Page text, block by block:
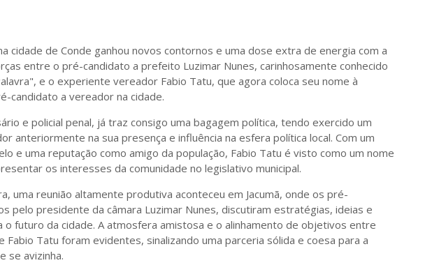
cidade de Conde ganhou novos contornos e uma dose extra de energia com a
entre o pré-candidato a prefeito Luzimar Nunes, carinhosamente conhecido
e o experiente vereador Fabio Tatu, que agora coloca seu nome à
candidato a vereador na cidade.
e policial penal, já traz consigo uma bagagem política, tendo exercido um
anteriormente na sua presença e influência na esfera política local. Com um
e uma reputação como amigo da população, Fabio Tatu é visto como um nome
os interesses da comunidade no legislativo municipal.
uma reunião altamente produtiva aconteceu em Jacumã, onde os pré-
pelo presidente da câmara Luzimar Nunes, discutiram estratégias, ideias e
o futuro da cidade. A atmosfera amistosa e o alinhamento de objetivos entre
Fabio Tatu foram evidentes, sinalizando uma parceria sólida e coesa para a
se avizinha.